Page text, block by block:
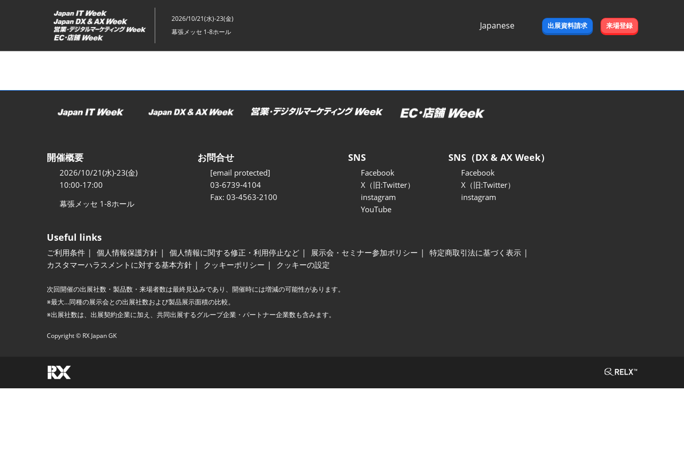
ッ
2026/10/21(水)-23(金)
幕張メッセ 1-8ホール
Japanese
出展資料請求 来場登録
開催概要
2026/10/21(水)-23(金)
10:00-17:00
幕張メッセ 1-8ホール
お問合せ
[email protected]
03-6739-4104
Fax: 03-4563-2100
SNS
Facebook
X（旧:Twitter）
instagram
YouTube
SNS（DX & AX Week）
Facebook
X（旧:Twitter）
instagram
Useful links
ご利用条件 個人情報保護方針 個人情報に関する修正・利用停止など 展示会・セミナー参加ポリシー
特定商取引法に基づく表示
カスタマーハラスメントに対する基本方針
クッキーポリシー クッキーの設定
次回開催の出展社数・製品数・来場者数は最終見込みであり、開催時には増減の可能性があります。
※最大…同種の展示会との出展社数および製品展示面積の比較。
※出展社数は、出展契約企業に加え、共同出展するグループ企業・パートナー企業数も含みます。
Copyright © RX Japan GK